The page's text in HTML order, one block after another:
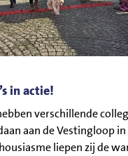
in actie!
verschillende
aan de Vestingloop
liepen zij de